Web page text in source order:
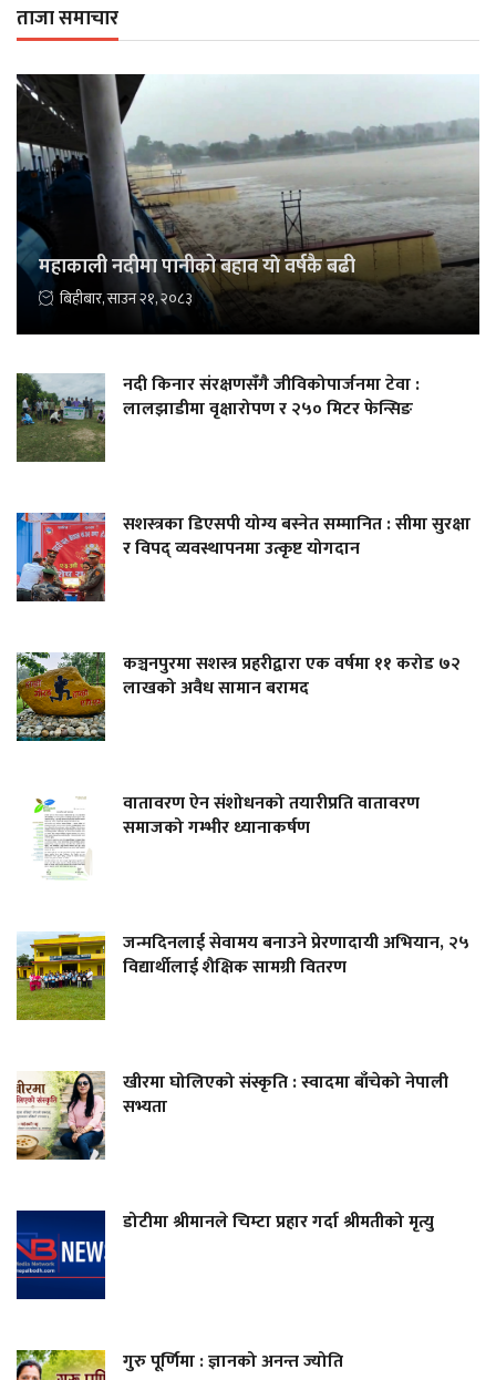
ताजा समाचार
महाकाली नदीमा पानीको बहाव याे वर्षकै बढी
बिहीबार, साउन २१, २०८३
नदी किनार संरक्षणसँगै जीविकोपार्जनमा टेवा :
लालझाडीमा वृक्षारोपण र २५० मिटर फेन्सिङ
सशस्त्रका डिएसपी योग्य बस्नेत सम्मानित : सीमा सुरक्षा
र विपद् व्यवस्थापनमा उत्कृष्ट योगदान
कञ्चनपुरमा सशस्त्र प्रहरीद्वारा एक वर्षमा ११ करोड ७२
लाखको अवैध सामान बरामद
वातावरण ऐन संशोधनको तयारीप्रति वातावरण
समाजको गम्भीर ध्यानाकर्षण
जन्मदिनलाई सेवामय बनाउने प्रेरणादायी अभियान, २५
विद्यार्थीलाई शैक्षिक सामग्री वितरण
खीरमा घोलिएको संस्कृति : स्वादमा बाँचेको नेपाली
सभ्यता
डोटीमा श्रीमानले चिम्टा प्रहार गर्दा श्रीमतीको मृत्यु
गुरु पूर्णिमा : ज्ञानको अनन्त ज्योति